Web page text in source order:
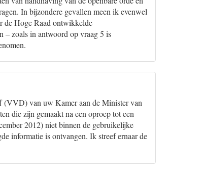
In bijzondere gevallen meen ik evenwel
de Hoge Raad ontwikkelde
– zoals in antwoord op vraag 5 is
(VVD) van uw Kamer aan de Minister van
die zijn gemaakt na een oproep tot een
2012) niet binnen de gebruikelijke
informatie is ontvangen. Ik streef ernaar de